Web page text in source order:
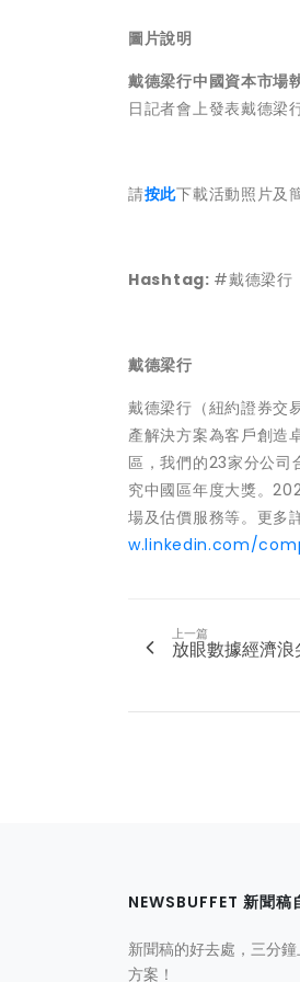
圖片說明
戴德梁行中國資本市場
日記者會上發表戴德梁
請按此下載活動照片及
Hashtag: #戴德梁行
戴德梁行
戴德梁行（紐約證券交
產解決方案為客戶創造
區，我們的23家分公
究中國區年度大獎。
場及估價服務等。更多
w.linkedin.com/
上一篇
放眼數據經濟
NEWSBUFFET 新聞稿
新聞稿的好去處，三分
方案！